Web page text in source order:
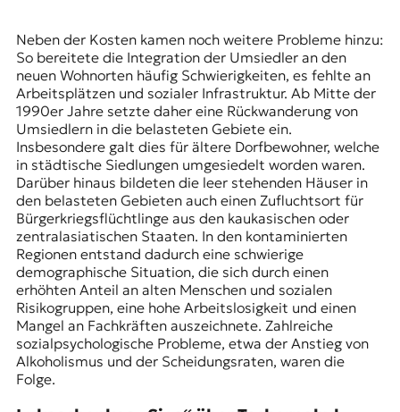
Neben der Kosten kamen noch weitere Probleme hinzu:
So bereitete die Integration der Umsiedler an den
neuen Wohnorten häufig Schwierigkeiten, es fehlte an
Arbeitsplätzen und sozialer Infrastruktur. Ab Mitte der
1990er Jahre setzte daher eine Rückwanderung von
Umsiedlern in die belasteten Gebiete ein.
Insbesondere galt dies für ältere Dorfbewohner, welche
in städtische Siedlungen umgesiedelt worden waren.
Darüber hinaus bildeten die leer stehenden Häuser in
den belasteten Gebieten auch einen Zufluchtsort für
Bürgerkriegs­flüchtlinge aus den kaukasischen oder
zentralasiatischen Staaten. In den kontaminierten
Regionen entstand dadurch eine schwierige
demographische Situation, die sich durch einen
erhöhten Anteil an alten Menschen und sozialen
Risikogruppen, eine hohe Arbeitslosigkeit und einen
Mangel an Fachkräften auszeichnete. Zahlreiche
sozialpsychologische Probleme, etwa der Anstieg von
Alkoholismus und der Scheidungsraten, waren die
Folge.